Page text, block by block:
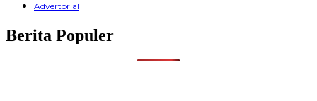
Advertorial
Berita Populer